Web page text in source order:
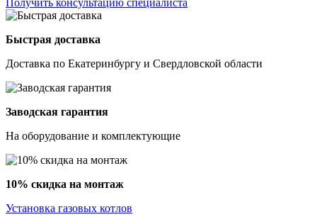
Быстрая доставка
Доставка по Екатеринбургу и Свердловской области
Заводская гарантия
На оборудование и комплектующие
10% скидка на монтаж
Установка газовых котлов